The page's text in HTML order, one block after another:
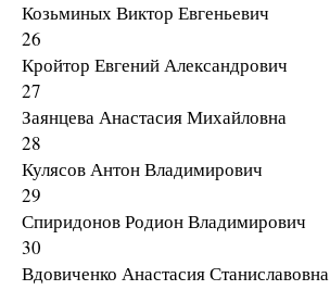
Козьминых Виктор Евгеньевич
26
Кройтор Евгений Александрович
27
Заянцева Анастасия Михайловна
28
Кулясов Антон Владимирович
29
Спиридонов Родион Владимирович
30
Вдовиченко Анастасия Станиславовна